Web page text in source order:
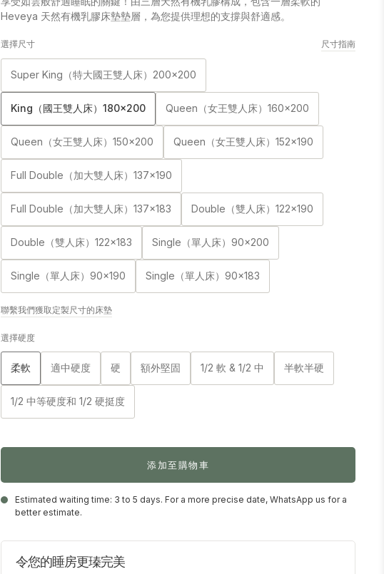
Heveya 天然有機乳膠床墊墊層，為您提供理想的支撐與舒適感。
選擇尺寸 尺寸指南
Super King（特大國王雙人床）200x200
King（國王雙人床）180x200 Queen（女王雙人床）160x200
Queen（女王雙人床）150x200 Queen（女王雙人床）152x190
Full Double（加大雙人床）137x190
Full Double（加大雙人床）137x183 Double（雙人床）122x190
Double（雙人床）122x183 Single（單人床）90x200
Single（單人床）90x190 Single（單人床）90x183
聯繫我們獲取定製尺寸的床墊
選擇硬度
柔軟 適中硬度 硬 額外堅固 1/2 軟 & 1/2 中 半軟半硬
1/2 中等硬度和 1/2 硬挺度
添加至購物車
Estimated waiting time: 3 to 5 days. For a more precise date, WhatsApp us for a
better estimate.
令您的睡房更瑧完美